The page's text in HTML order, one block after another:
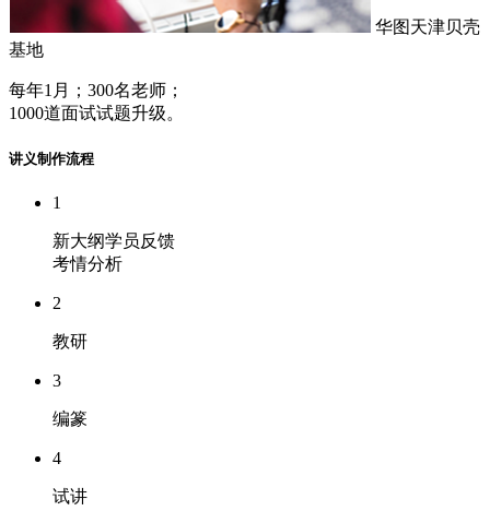
华图天津贝壳
基地
每年1月；300名老师；
1000道面试试题升级。
讲义制作流程
1
新大纲学员反馈
考情分析
2
教研
3
编篆
4
试讲